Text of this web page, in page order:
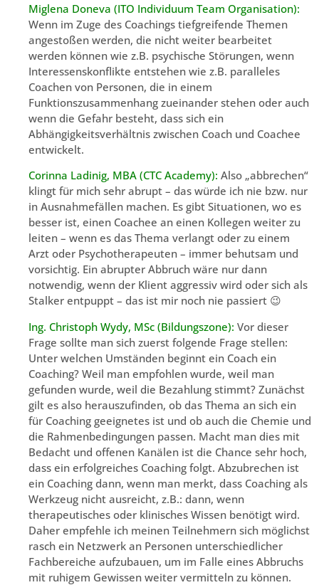
Miglena Doneva (ITO Individuum Team Organisation):
Wenn im Zuge des Coachings tiefgreifende Themen
angestoßen werden, die nicht weiter bearbeitet
werden können wie z.B. psychische Störungen, wenn
Interessenskonflikte entstehen wie z.B. paralleles
Coachen von Personen, die in einem
Funktionszusammenhang zueinander stehen oder auch
wenn die Gefahr besteht, dass sich ein
Abhängigkeitsverhältnis zwischen Coach und Coachee
entwickelt.
Corinna Ladinig, MBA (CTC Academy): Also „abbrechen“
klingt für mich sehr abrupt – das würde ich nie bzw. nur
in Ausnahmefällen machen. Es gibt Situationen, wo es
besser ist, einen Coachee an einen Kollegen weiter zu
leiten – wenn es das Thema verlangt oder zu einem
Arzt oder Psychotherapeuten – immer behutsam und
vorsichtig. Ein abrupter Abbruch wäre nur dann
notwendig, wenn der Klient aggressiv wird oder sich als
Stalker entpuppt – das ist mir noch nie passiert 😉
Ing. Christoph Wydy, MSc (Bildungszone): Vor dieser
Frage sollte man sich zuerst folgende Frage stellen:
Unter welchen Umständen beginnt ein Coach ein
Coaching? Weil man empfohlen wurde, weil man
gefunden wurde, weil die Bezahlung stimmt? Zunächst
gilt es also herauszufinden, ob das Thema an sich ein
für Coaching geeignetes ist und ob auch die Chemie und
die Rahmenbedingungen passen. Macht man dies mit
Bedacht und offenen Kanälen ist die Chance sehr hoch,
dass ein erfolgreiches Coaching folgt. Abzubrechen ist
ein Coaching dann, wenn man merkt, dass Coaching als
Werkzeug nicht ausreicht, z.B.: dann, wenn
therapeutisches oder klinisches Wissen benötigt wird.
Daher empfehle ich meinen Teilnehmern sich möglichst
rasch ein Netzwerk an Personen unterschiedlicher
Fachbereiche aufzubauen, um im Falle eines Abbruchs
mit ruhigem Gewissen weiter vermitteln zu können.